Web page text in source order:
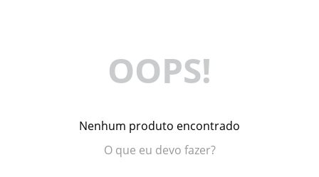
OOPS!
Nenhum produto encontrado
O que eu devo fazer?